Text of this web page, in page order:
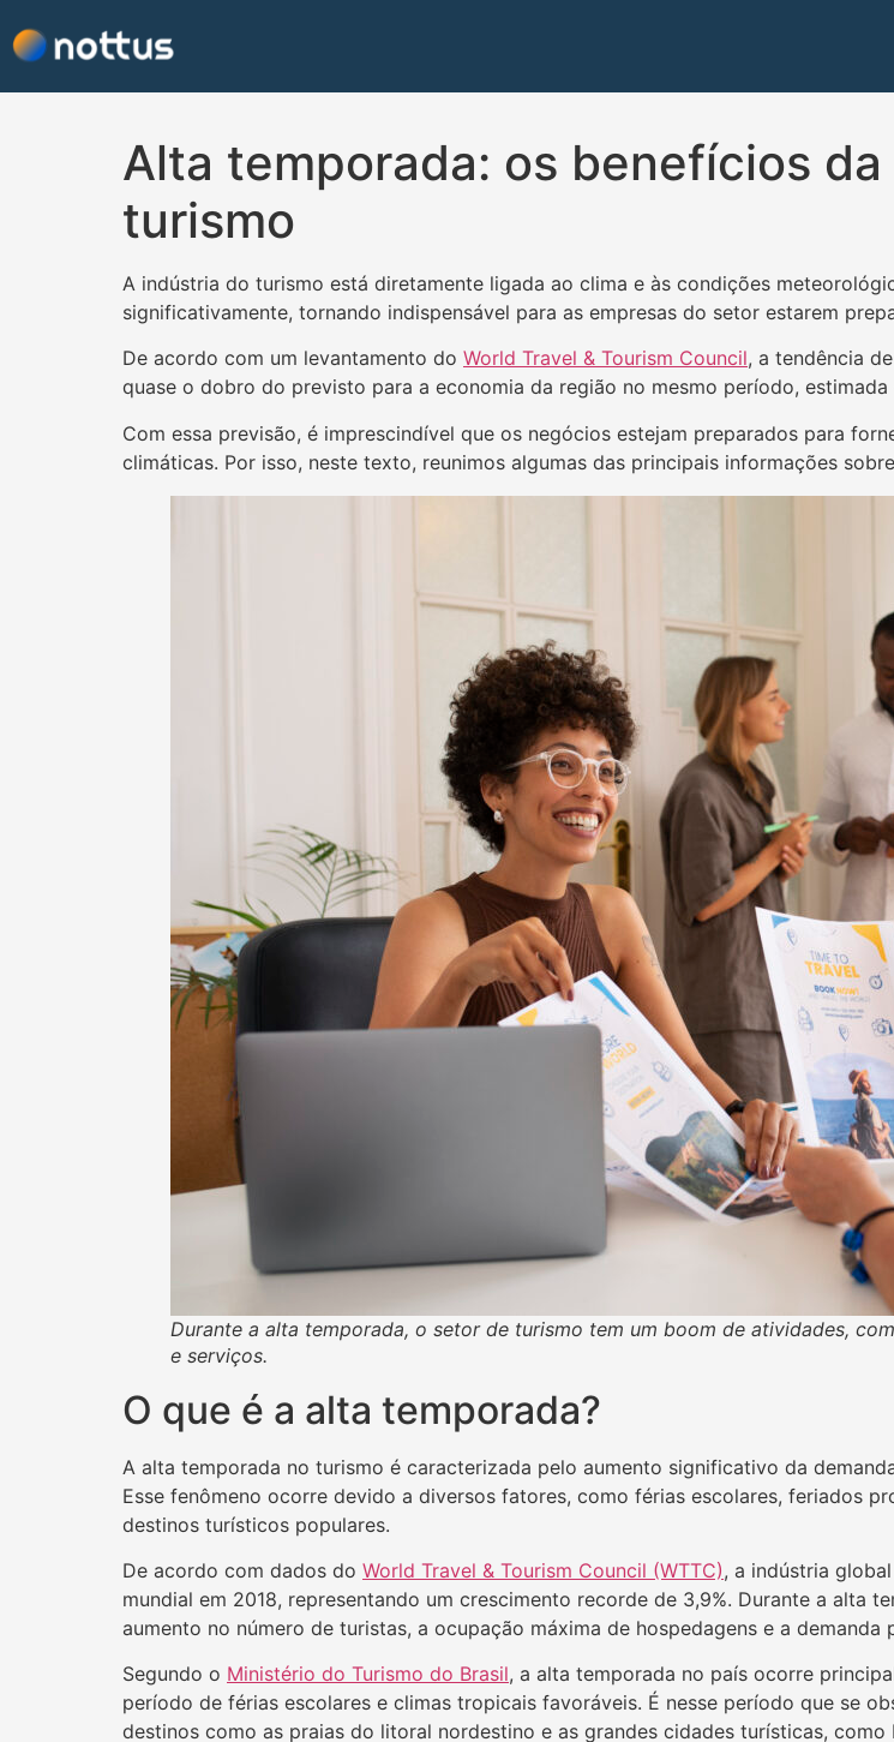
Alta temporada: os benefícios
turismo
A indústria do turismo está diretamente ligada ao clima e às condições
significativamente, tornando indispensável para as empresas do setor estarem
De acordo com um levantamento do World Travel & Tourism Council, a tendência
quase o dobro do previsto para a economia da região no mesmo período, estimada
Com essa previsão, é imprescindível que os negócios estejam preparados para
climáticas. Por isso, neste texto, reunimos algumas das principais informações
Durante a alta temporada, o setor de turismo tem um boom de atividades,
e serviços.
O que é a alta temporada?
A alta temporada no turismo é caracterizada pelo aumento significativo da
Esse fenômeno ocorre devido a diversos fatores, como férias escolares, feriados
destinos turísticos populares.
De acordo com dados do World Travel & Tourism Council (WTTC), a indústria
mundial em 2018, representando um crescimento recorde de 3,9%. Durante a alta
aumento no número de turistas, a ocupação máxima de hospedagens e a
Segundo o Ministério do Turismo do Brasil, a alta temporada no país ocorre
período de férias escolares e climas tropicais favoráveis. É nesse período que se
destinos como as praias do litoral nordestino e as grandes cidades turísticas, como